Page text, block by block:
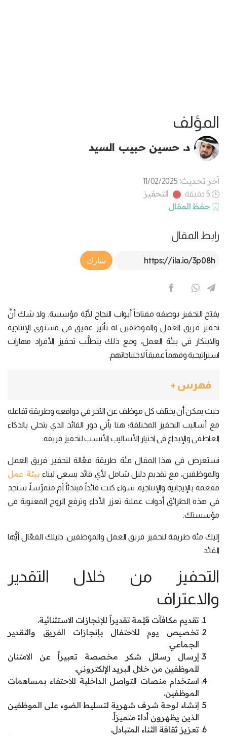
المؤلف
د. حسين حبيب السيد
آخر تحديث: 11/02/2025
5 دقيقة
التحفيز
حفظ المقال
رابط المقال
Article Link
شارك
يفتح التحفيز بوصفه مفتاحاً أبواب النجاح لأيّة مؤسسة. ولا شك أنَّ
تحفيز فريق العمل والموظفين له تأثير عميق في مستوى الإنتاجية
والابتكار في بيئة العمل، ومع ذلك يتطلَّب تحفيز الأفراد مهارات
استراتيجية وفهماً عميقاً لاحتياجاتهم.
فهرس +
حيث يمكن أن يختلف كل موظف عن الآخر في دوافعه وطريقة تفاعله
مع أساليب التحفيز المختلفة؛ هنا يأتي دور القائد الذي يتحلى بالذكاء
العاطفي والإبداع في اختيار الأساليب الأنسب لتحفيز فريقه.
نستعرض في هذا المقال مئة طريقة فعَّالة لتحفيز فريق العمل
والموظفين، مع تقديم دليل شامل لأي قائد يسعى لبناء بيئة عمل
مفعمة بالإيجابية والإنتاجية. سواء كنت قائداً مبتدئاً أم متمرِّساً، ستجد
في هذه الطرائق أدوات عملية تعزز الأداء وترفع الروح المعنوية في
مؤسستك.
إليك مئة طريقة لتحفيز فريق العمل والموظفين: دليلك الفعّال أيُّها
القائد
التحفيز من خلال التقدير
والاعتراف
تقديم مكافآت قيِّمة تقديراً للإنجازات الاستثنائية.
تخصيص يوم للاحتفال بإنجازات الفريق والتقدير
الجماعي.
إرسال رسائل شكر مخصصة تعبيراً عن الامتنان
للموظفين من خلال البريد الإلكتروني.
استخدام منصات التواصل الداخلية للاحتفاء بمساهمات
الموظفين.
إنشاء لوحة شرف شهرية لتسليط الضوء على الموظفين
الذين يظهرون أداءً متميزاً.
تعزيز ثقافة الثناء المتبادل.